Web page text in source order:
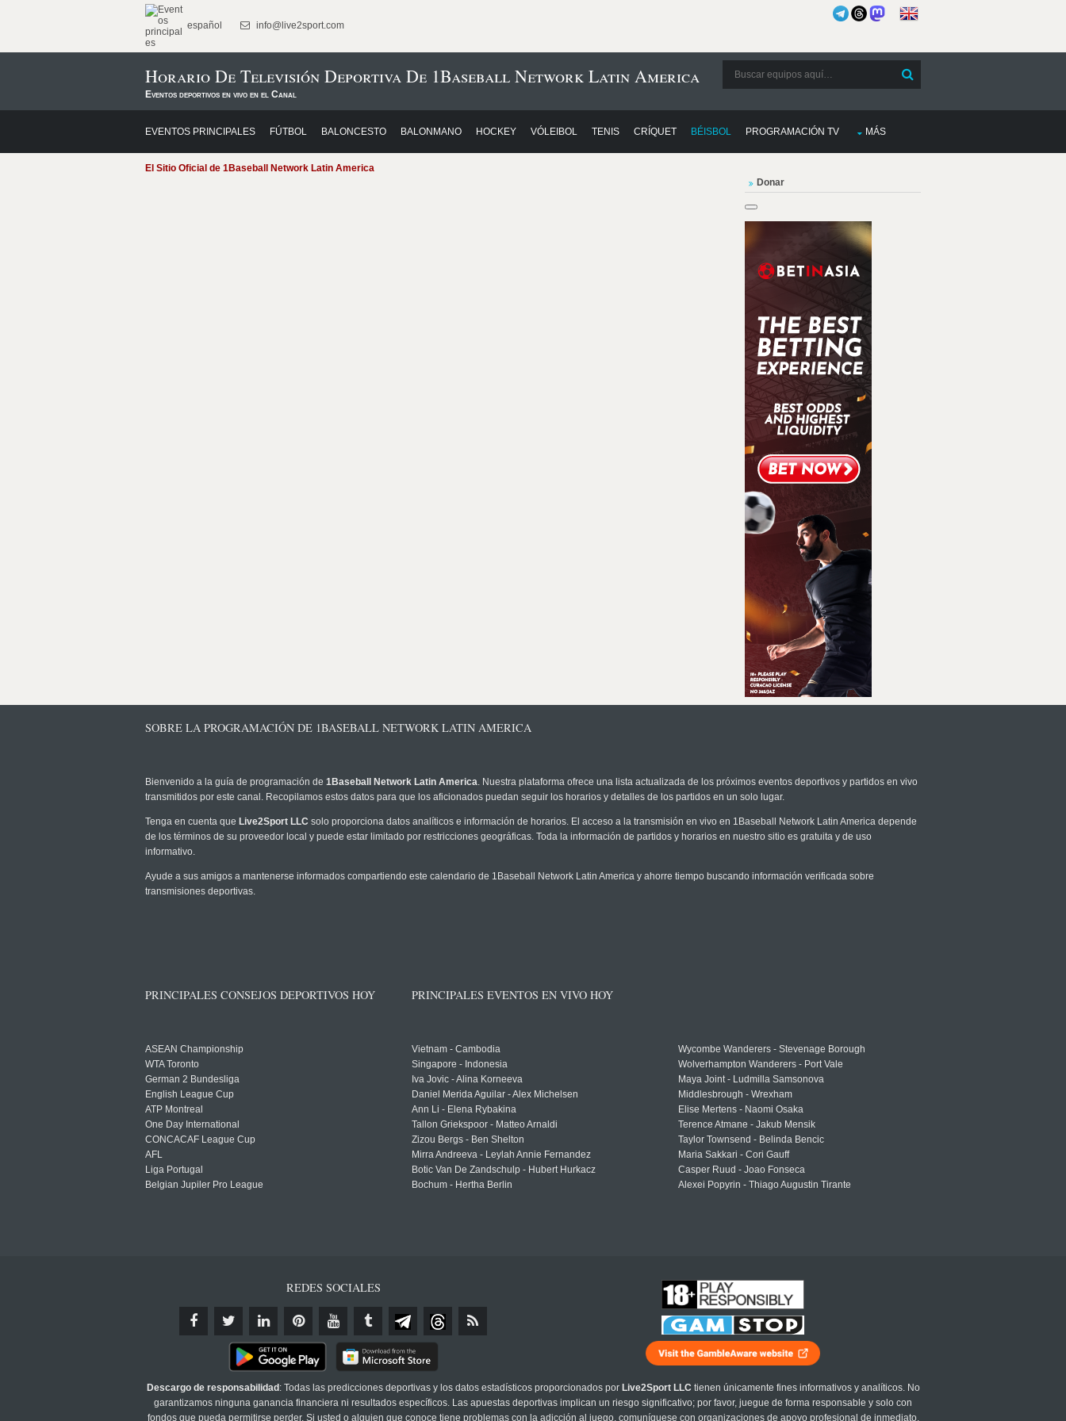
español info@live2sport.com
Horario De Televisión Deportiva De 1Baseball Network Latin America
Eventos deportivos en vivo en el Canal
EVENTOS PRINCIPALES FÚTBOL BALONCESTO BALONMANO HOCKEY VÓLEIBOL TENIS CRÍQUET BÉISBOL PROGRAMACIÓN TV MÁS
El Sitio Oficial de 1Baseball Network Latin America
Donar
SOBRE LA PROGRAMACIÓN DE 1BASEBALL NETWORK LATIN AMERICA
Bienvenido a la guía de programación de 1Baseball Network Latin America. Nuestra plataforma ofrece una lista actualizada de los próximos eventos deportivos y partidos en vivo
transmitidos por este canal. Recopilamos estos datos para que los aficionados puedan seguir los horarios y detalles de los partidos en un solo lugar.
Tenga en cuenta que Live2Sport LLC solo proporciona datos analíticos e información de horarios. El acceso a la transmisión en vivo en 1Baseball Network Latin America depende
de los términos de su proveedor local y puede estar limitado por restricciones geográficas. Toda la información de partidos y horarios en nuestro sitio es gratuita y de uso
informativo.
Ayude a sus amigos a mantenerse informados compartiendo este calendario de 1Baseball Network Latin America y ahorre tiempo buscando información verificada sobre
transmisiones deportivas.
PRINCIPALES CONSEJOS DEPORTIVOS HOY
ASEAN Championship
WTA Toronto
German 2 Bundesliga
English League Cup
ATP Montreal
One Day International
CONCACAF League Cup
AFL
Liga Portugal
Belgian Jupiler Pro League
PRINCIPALES EVENTOS EN VIVO HOY
Vietnam - Cambodia
Singapore - Indonesia
Iva Jovic - Alina Korneeva
Daniel Merida Aguilar - Alex Michelsen
Ann Li - Elena Rybakina
Tallon Griekspoor - Matteo Arnaldi
Zizou Bergs - Ben Shelton
Mirra Andreeva - Leylah Annie Fernandez
Botic Van De Zandschulp - Hubert Hurkacz
Bochum - Hertha Berlin
Wycombe Wanderers - Stevenage Borough
Wolverhampton Wanderers - Port Vale
Maya Joint - Ludmilla Samsonova
Middlesbrough - Wrexham
Elise Mertens - Naomi Osaka
Terence Atmane - Jakub Mensik
Taylor Townsend - Belinda Bencic
Maria Sakkari - Cori Gauff
Casper Ruud - Joao Fonseca
Alexei Popyrin - Thiago Augustin Tirante
REDES SOCIALES
Descargo de responsabilidad : Todas las predicciones deportivas y los datos estadísticos proporcionados por Live2Sport LLC tienen únicamente fines informativos y analíticos. No
garantizamos ninguna ganancia financiera ni resultados específicos. Las apuestas deportivas implican un riesgo significativo; por favor, juegue de forma responsable y solo con
fondos que pueda permitirse perder. Si usted o alguien que conoce tiene problemas con la adicción al juego, comuníquese con organizaciones de apoyo profesional de inmediato.